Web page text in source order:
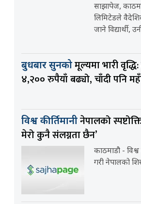
साझापेज,
लिमिटेडले
जाने विद्यार्थी,
बुधबार सुनकोमूल्यमा भारी
४,२०० रुपैयाँ बढ्यो, चाँदी पनि
विश्व कीर्तिमानीनेपालको
मेरो कुनै संलग्नता छैन’
काठमाडौ -
गरी नेपालको